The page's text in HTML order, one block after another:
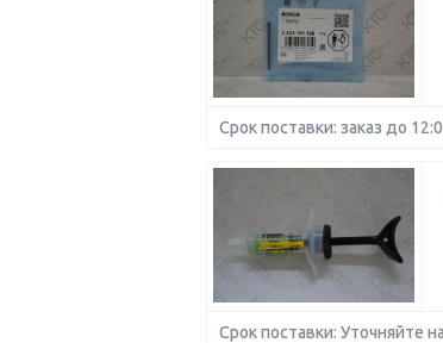
Срок поставки: заказ до
Срок поставки: Уточняйте